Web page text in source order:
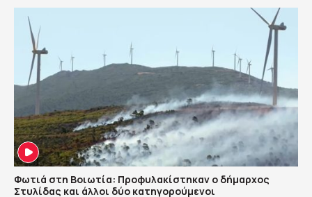
Φωτιά στη Βοιωτία: Προφυλακίστηκαν ο δήμαρχος
Στυλίδας και άλλοι δύο κατηγορούμενοι